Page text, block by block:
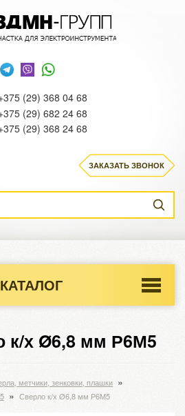
(29) 368 04 68
(29) 682 24 68
(29) 368 24 68
ЗАКАЗАТЬ ЗВОНОК
КАТАЛОГ
к/х Ø6,8 мм Р6М5
метчики, зенковки, плашки »
» Сверло к/х Ø6,8 мм Р6М5